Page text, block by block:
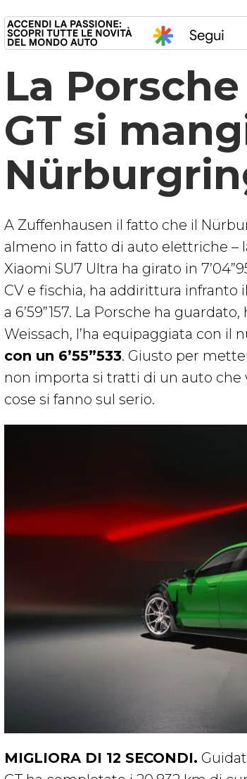
La
GT si
A Zuffenhausen il fatto che il
almeno in fatto di auto elettriche –
Xiaomi SU7 Ultra ha girato in
CV e fischia, ha addirittura
a 6’59”157. La Porsche ha
Weissach, l’ha equipaggiata con il
con un 6’55”533. Giusto per
non importa si tratti di un auto che
cose si fanno sul serio.
MIGLIORA DI 12 SECONDI.